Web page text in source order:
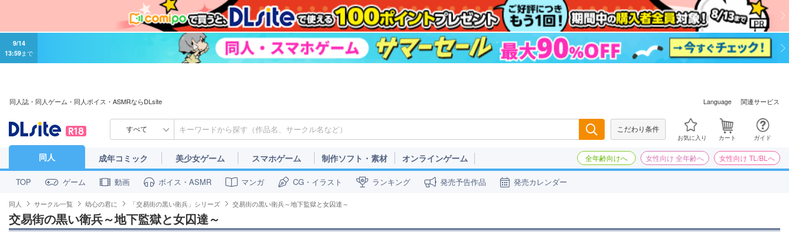
9/14
13:59まで
同人誌・同人ゲーム・同人ボイス・ASMRならDLsite Language 関連サービス
すべて こだわり条件
お気に入り カート ガイド
同人 成年コミック 美少女ゲーム スマホゲーム 制作ソフト・素材 オンラインゲーム 全年齢向けへ 女性向け 全年齢へ 女性向け TL/BLへ
TOP ゲーム 動画 ボイス・ASMR マンガ CG・イラスト ランキング 発売予告作品 発売カレンダー
同人 サークル一覧 幼心の君に 「交易街の黒い衛兵」シリーズ 交易街の黒い衛兵～地下監獄と女囚達～
交易街の黒い衛兵～地下監獄と女囚達～